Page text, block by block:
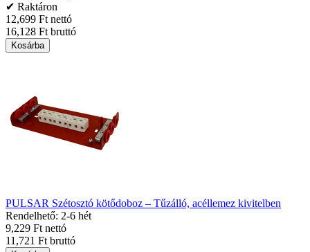
✔ Raktáron
12,699 Ft nettó
16,128 Ft bruttó
Kosárba
PULSAR Szétosztó kötődoboz – Tűzálló, acéllemez kivitelben
Rendelhető: 2-6 hét
9,229 Ft nettó
11,721 Ft bruttó